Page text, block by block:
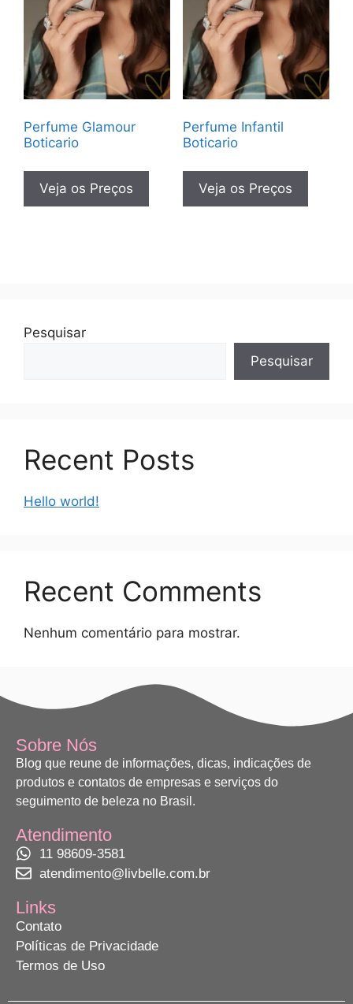
Perfume Glamour
Boticario
Veja os Preços
Perfume Infantil
Boticario
Veja os Preços
Pesquisar
Pesquisar
Recent Posts
Hello world!
Recent Comments
Nenhum comentário para mostrar.
Sobre Nós
Blog que reune de informações, dicas, indicações de
produtos e contatos de empresas e serviços do
seguimento de beleza no Brasil.
Atendimento
11 98609-3581
atendimento@livbelle.com.br
Links
Contato
Políticas de Privacidade
Termos de Uso